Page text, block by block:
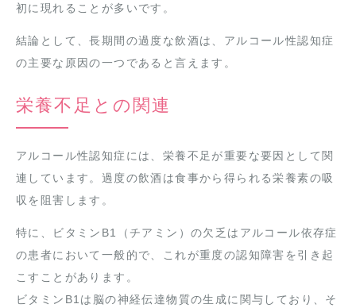
初に現れることが多いです。
結論として、長期間の過度な飲酒は、アルコール性認知症
の主要な原因の一つであると言えます。
栄養不足との関連
アルコール性認知症には、栄養不足が重要な要因として関
連しています。過度の飲酒は食事から得られる栄養素の吸
収を阻害します。
特に、ビタミンB1（チアミン）の欠乏はアルコール依存症
の患者において一般的で、これが重度の認知障害を引き起
こすことがあります。
ビタミンB1は脳の神経伝達物質の生成に関与しており、そ